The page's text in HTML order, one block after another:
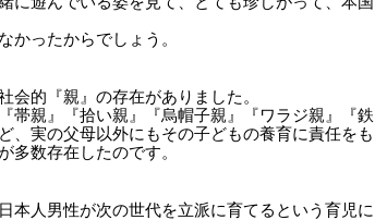
かったからでしょう。
会的『親』の存在がありました。
帯親』『拾い親』『烏帽子親』『ワラジ親』『鉄
、実の父母以外にもその子どもの養育に責任をも
多数存在したのです。
本人男性が次の世代を立派に育てるという育児に